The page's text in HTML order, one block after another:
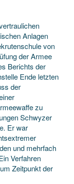
Anlagen
von
der Armee
Berichts der
Ende letzten
der
zu
Schwyzer
Er war
und mehrfach
Verfahren
Zeitpunkt der